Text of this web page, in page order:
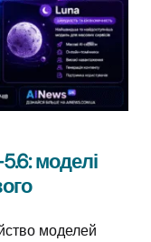
моделі
моделей